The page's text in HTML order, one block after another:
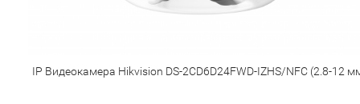
IP Видеокамера Hikvision DS-2CD6D24FWD-IZHS/NFC (2.8-12